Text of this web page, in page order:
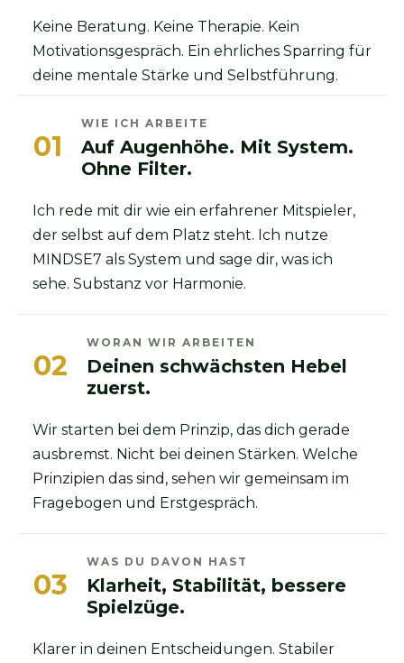
Keine Beratung. Keine Therapie. Kein
Motivationsgespräch. Ein ehrliches Sparring für
deine mentale Stärke und Selbstführung.
01
WIE ICH ARBEITE
Auf Augenhöhe. Mit System.
Ohne Filter.
Ich rede mit dir wie ein erfahrener Mitspieler,
der selbst auf dem Platz steht. Ich nutze
MINDSE7 als System und sage dir, was ich
sehe. Substanz vor Harmonie.
02
WORAN WIR ARBEITEN
Deinen schwächsten Hebel
zuerst.
Wir starten bei dem Prinzip, das dich gerade
ausbremst. Nicht bei deinen Stärken. Welche
Prinzipien das sind, sehen wir gemeinsam im
Fragebogen und Erstgespräch.
03
WAS DU DAVON HAST
Klarheit, Stabilität, bessere
Spielzüge.
Klarer in deinen Entscheidungen. Stabiler